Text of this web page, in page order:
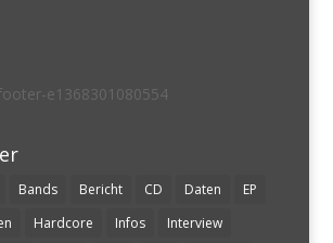
Bands Bericht CD Daten
EP
Hardcore Infos Interview